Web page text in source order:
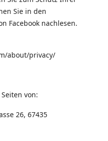
Sie in den
Facebook nachlesen.
about/privacy/
von:
26, 67435